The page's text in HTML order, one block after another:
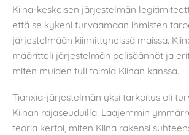
Kiina-keskeisen järjestelmän
että se kykeni turvaamaan ihmisten
järjestelmään kiinnittyneissä maissa.
määritteli järjestelmän pelisäännöt ja
miten muiden tuli toimia Kiinan kanssa.
Tianxia-järjestelmän yksi tarkoitus oli
Kiinan rajaseuduilla. Laajemmin
teoria kertoi, miten Kiina rakensi